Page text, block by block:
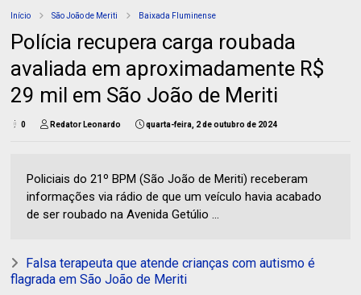
Início São João de Meriti Baixada Fluminense
Polícia recupera carga roubada
avaliada em aproximadamente R$
29 mil em São João de Meriti
0 Redator Leonardo quarta-feira, 2 de outubro de 2024
Policiais do 21º BPM (São João de Meriti) receberam
informações via rádio de que um veículo havia acabado
de ser roubado na Avenida Getúlio ...
Falsa terapeuta que atende crianças com autismo é
flagrada em São João de Meriti